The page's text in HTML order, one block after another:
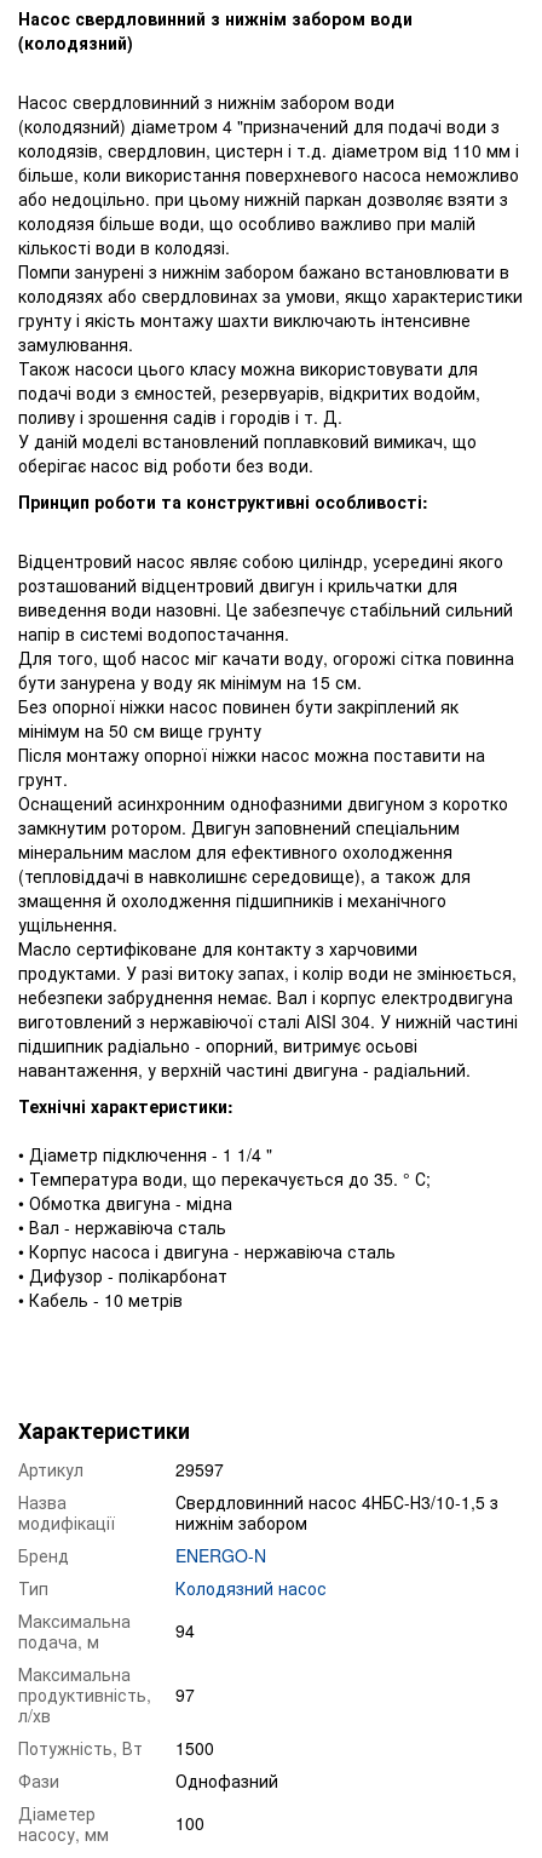
Насос свердловинний з нижнім забором води
(колодязний)
Насос свердловинний з нижнім забором води
(колодязний) діаметром 4 "призначений для подачі води з
колодязів, свердловин, цистерн і т.д. діаметром від 110 мм і
більше, коли використання поверхневого насоса неможливо
або недоцільно. при цьому нижній паркан дозволяє взяти з
колодязя більше води, що особливо важливо при малій
кількості води в колодязі.
Помпи занурені з нижнім забором бажано встановлювати в
колодязях або свердловинах за умови, якщо характеристики
грунту і якість монтажу шахти виключають інтенсивне
замулювання.
Також насоси цього класу можна використовувати для
подачі води з ємностей, резервуарів, відкритих водойм,
поливу і зрошення садів і городів і т. Д.
У даній моделі встановлений поплавковий вимикач, що
оберігає насос від роботи без води.
Принцип роботи та конструктивні особливості:
Відцентровий насос являє собою циліндр, усередині якого
розташований відцентровий двигун і крильчатки для
виведення води назовні. Це забезпечує стабільний сильний
напір в системі водопостачання.
Для того, щоб насос міг качати воду, огорожі сітка повинна
бути занурена у воду як мінімум на 15 см.
Без опорної ніжки насос повинен бути закріплений як
мінімум на 50 см вище грунту
Після монтажу опорної ніжки насос можна поставити на
грунт.
Оснащений асинхронним однофазними двигуном з коротко
замкнутим ротором. Двигун заповнений спеціальним
мінеральним маслом для ефективного охолодження
(тепловіддачі в навколишнє середовище), а також для
змащення й охолодження підшипників і механічного
ущільнення.
Масло сертифіковане для контакту з харчовими
продуктами. У разі витоку запах, і колір води не змінюється,
небезпеки забруднення немає. Вал і корпус електродвигуна
виготовлений з нержавіючої сталі AISI 304. У нижній частині
підшипник радіально - опорний, витримує осьові
навантаження, у верхній частині двигуна - радіальний.
Технічні характеристики:
• Діаметр підключення - 1 1/4 "
• Температура води, що перекачується до 35. ° С;
• Обмотка двигуна - мідна
• Вал - нержавіюча сталь
• Корпус насоса і двигуна - нержавіюча сталь
• Дифузор - полікарбонат
• Кабель - 10 метрів
Характеристики
Артикул
29597
Назва
модифікації
Свердловинний насос 4НБС-Н3/10-1,5 з
нижнім забором
Бренд
ENERGO-N
Тип
Колодязний насос
Максимальна
подача, м
94
Максимальна
продуктивність,
л/хв
97
Потужність, Вт
1500
Фази
Однофазний
Діаметер
насосу, мм
100